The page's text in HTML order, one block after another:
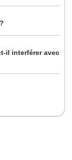
il interférer avec